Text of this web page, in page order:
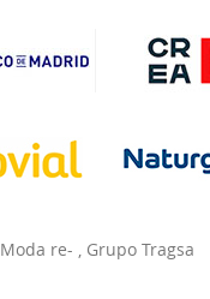
Moda re- , Grupo Tragsa